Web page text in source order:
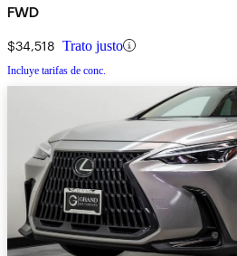
FWD
$34,518 Trato justo
Incluye tarifas de conc.